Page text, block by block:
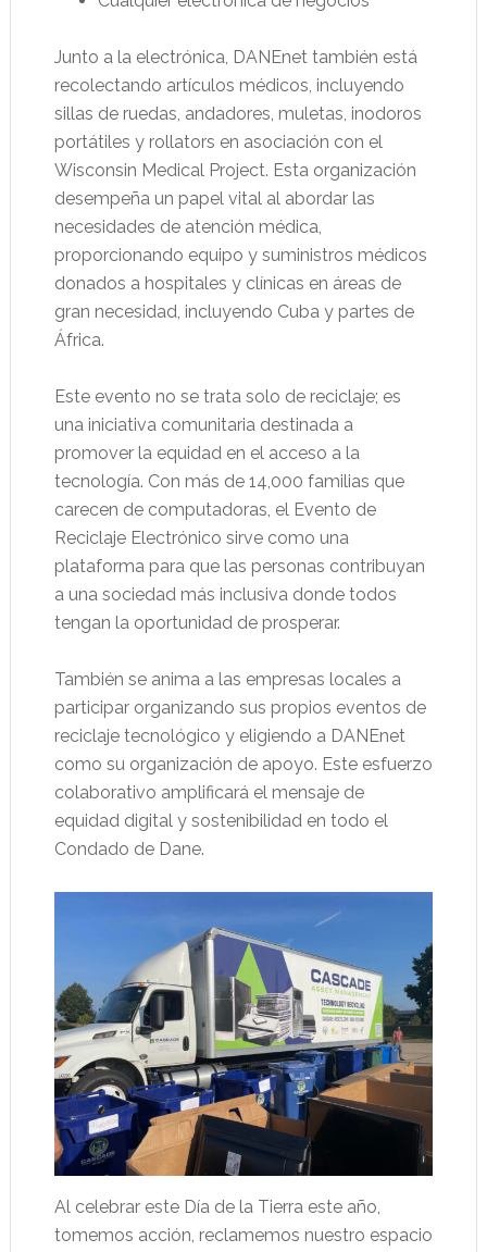
Junto a la electrónica, DANEnet también está
recolectando artículos médicos, incluyendo
sillas de ruedas, andadores, muletas, inodoros
portátiles y rollators en asociación con el
Wisconsin Medical Project. Esta organización
desempeña un papel vital al abordar las
necesidades de atención médica,
proporcionando equipo y suministros médicos
donados a hospitales y clínicas en áreas de
gran necesidad, incluyendo Cuba y partes de
África.
Este evento no se trata solo de reciclaje; es
una iniciativa comunitaria destinada a
promover la equidad en el acceso a la
tecnología. Con más de 14,000 familias que
carecen de computadoras, el Evento de
Reciclaje Electrónico sirve como una
plataforma para que las personas contribuyan
a una sociedad más inclusiva donde todos
tengan la oportunidad de prosperar.
También se anima a las empresas locales a
participar organizando sus propios eventos de
reciclaje tecnológico y eligiendo a DANEnet
como su organización de apoyo. Este esfuerzo
colaborativo amplificará el mensaje de
equidad digital y sostenibilidad en todo el
Condado de Dane.
Al celebrar este Día de la Tierra este año,
tomemos acción, reclamemos nuestro espacio